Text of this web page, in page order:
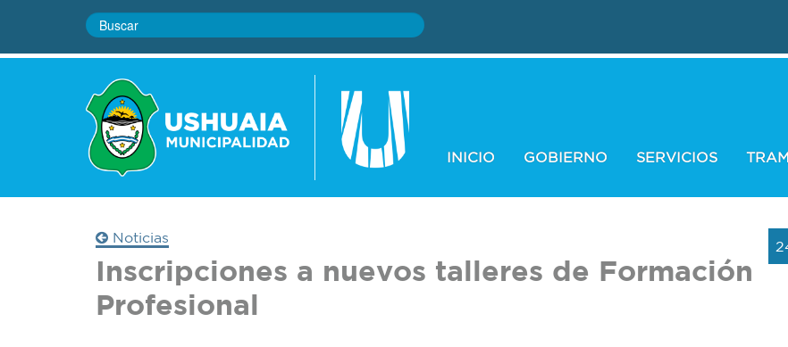
INICIO GOBIERNO SERVICIOS
Noticias
Inscripciones a nuevos talleres de Formación
Profesional